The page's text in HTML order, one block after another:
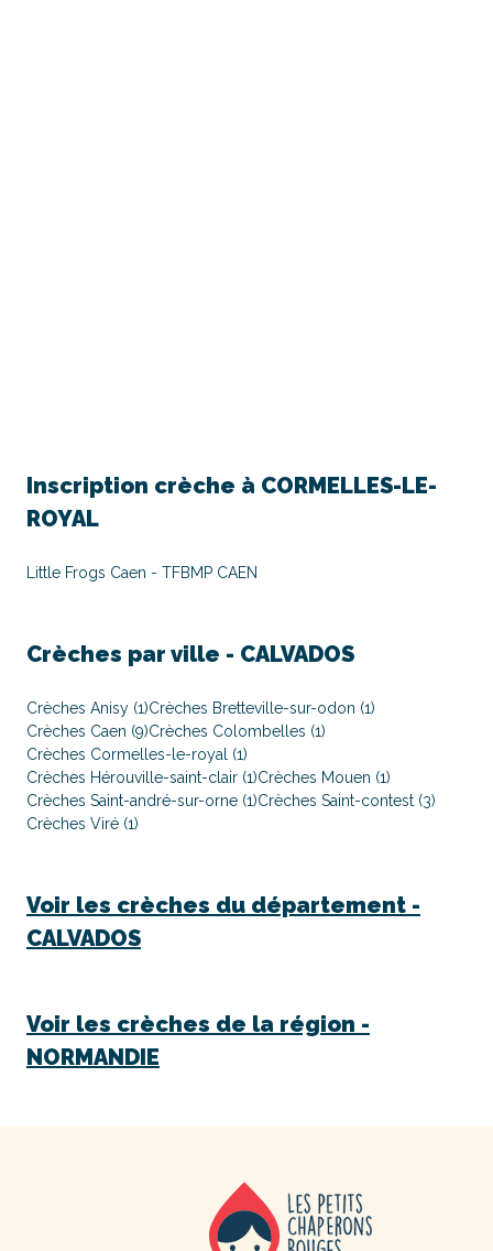
Inscription crèche à CORMELLES-LE-
ROYAL
Little Frogs Caen - TFBMP CAEN
Crèches par ville - CALVADOS
Crèches Anisy (1)Crèches Bretteville-sur-odon (1)
Crèches Caen (9)Crèches Colombelles (1)
Crèches Cormelles-le-royal (1)
Crèches Hérouville-saint-clair (1)Crèches Mouen (1)
Crèches Saint-andré-sur-orne (1)Crèches Saint-contest (3)
Crèches Viré (1)
Voir les crèches du département -
CALVADOS
Voir les crèches de la région -
NORMANDIE